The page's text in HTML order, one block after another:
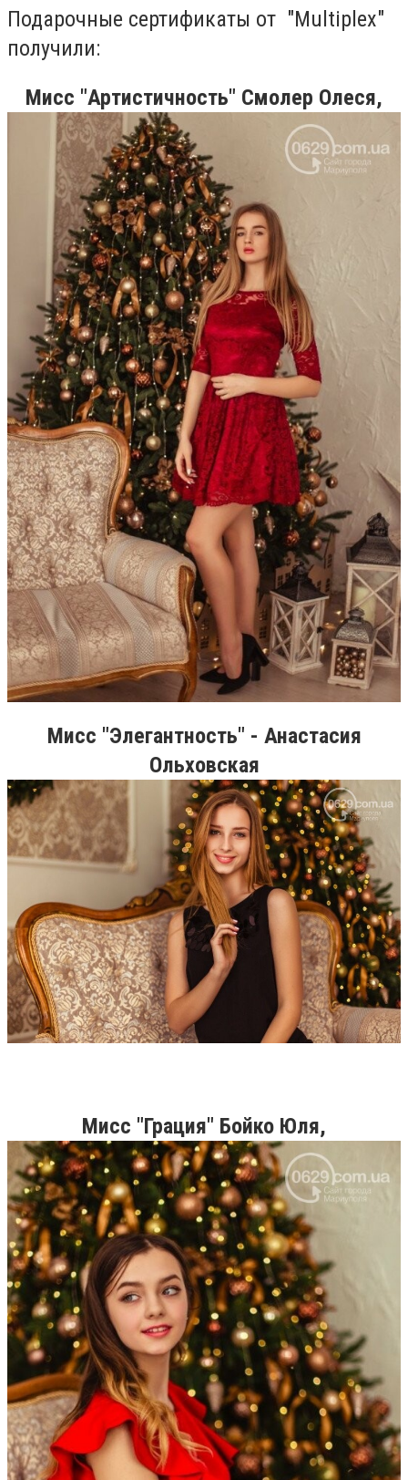
Подарочные сертификаты от "Multiplex"
получили:
Мисс "Артистичность" Смолер Олеся,
Мисс "Элегантность" - Анастасия
Ольховская
Мисс "Грация" Бойко Юля,